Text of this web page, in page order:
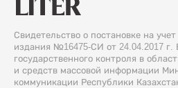
Свидетельство о постановке на
издания №16475-СИ от 24.04.2017 г.
государственного контроля в
и средств массовой информации
коммуникации Республики